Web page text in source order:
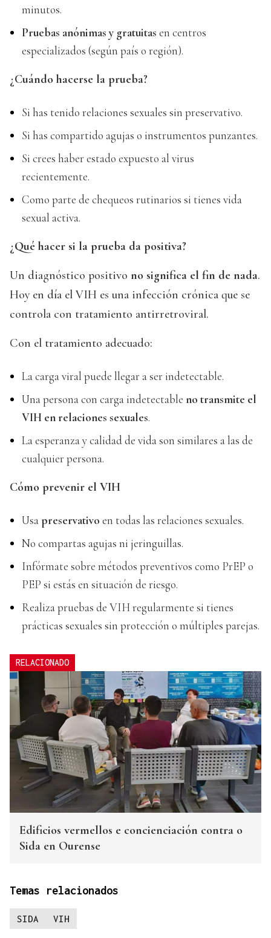
minutos.
Pruebas anónimas y gratuitas en centros
especializados (según país o región).
¿Cuándo hacerse la prueba?
Si has tenido relaciones sexuales sin preservativo.
Si has compartido agujas o instrumentos punzantes.
Si crees haber estado expuesto al virus
recientemente.
Como parte de chequeos rutinarios si tienes vida
sexual activa.
¿Qué hacer si la prueba da positiva?
Un diagnóstico positivo no significa el fin de nada.
Hoy en día el VIH es una infección crónica que se
controla con tratamiento antirretroviral.
Con el tratamiento adecuado:
La carga viral puede llegar a ser indetectable.
Una persona con carga indetectable no transmite el
VIH en relaciones sexuales.
La esperanza y calidad de vida son similares a las de
cualquier persona.
Cómo prevenir el VIH
Usapreservativo en todas las relaciones sexuales.
No compartas agujas ni jeringuillas.
Infórmate sobre métodos preventivos como PrEP o
PEP si estás en situación de riesgo.
Realiza pruebas de VIH regularmente si tienes
prácticas sexuales sin protección o múltiples parejas.
RELACIONADO
Edificios vermellos e concienciación contra o
Sida en Ourense
Temas relacionados
SIDA VIH